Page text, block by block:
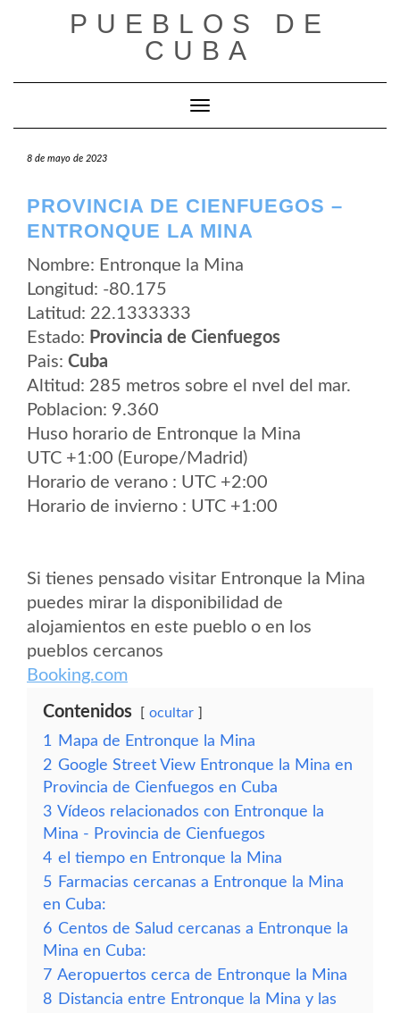
PUEBLOS DE
CUBA
Cambiar modo de navegación
8 de mayo de 2023
PROVINCIA DE CIENFUEGOS –
ENTRONQUE LA MINA
Nombre: Entronque la Mina
Longitud: -80.175
Latitud: 22.1333333
Estado: Provincia de Cienfuegos
Pais: Cuba
Altitud: 285 metros sobre el nvel del mar.
Poblacion: 9.360
Huso horario de Entronque la Mina
UTC +1:00 (Europe/Madrid)
Horario de verano : UTC +2:00
Horario de invierno : UTC +1:00
Si tienes pensado visitar Entronque la Mina
puedes mirar la disponibilidad de
alojamientos en este pueblo o en los
pueblos cercanos
Booking.com
Contenidos ocultar
1
Mapa de Entronque la Mina
2 Google Street View Entronque la Mina en
Provincia de Cienfuegos en Cuba
3 Vídeos relacionados con Entronque la
Mina - Provincia de Cienfuegos
4 el tiempo en Entronque la Mina
5 Farmacias cercanas a Entronque la Mina
en Cuba:
6 Centos de Salud cercanas a Entronque la
Mina en Cuba:
7 Aeropuertos cerca de Entronque la Mina
8 Distancia entre Entronque la Mina y las